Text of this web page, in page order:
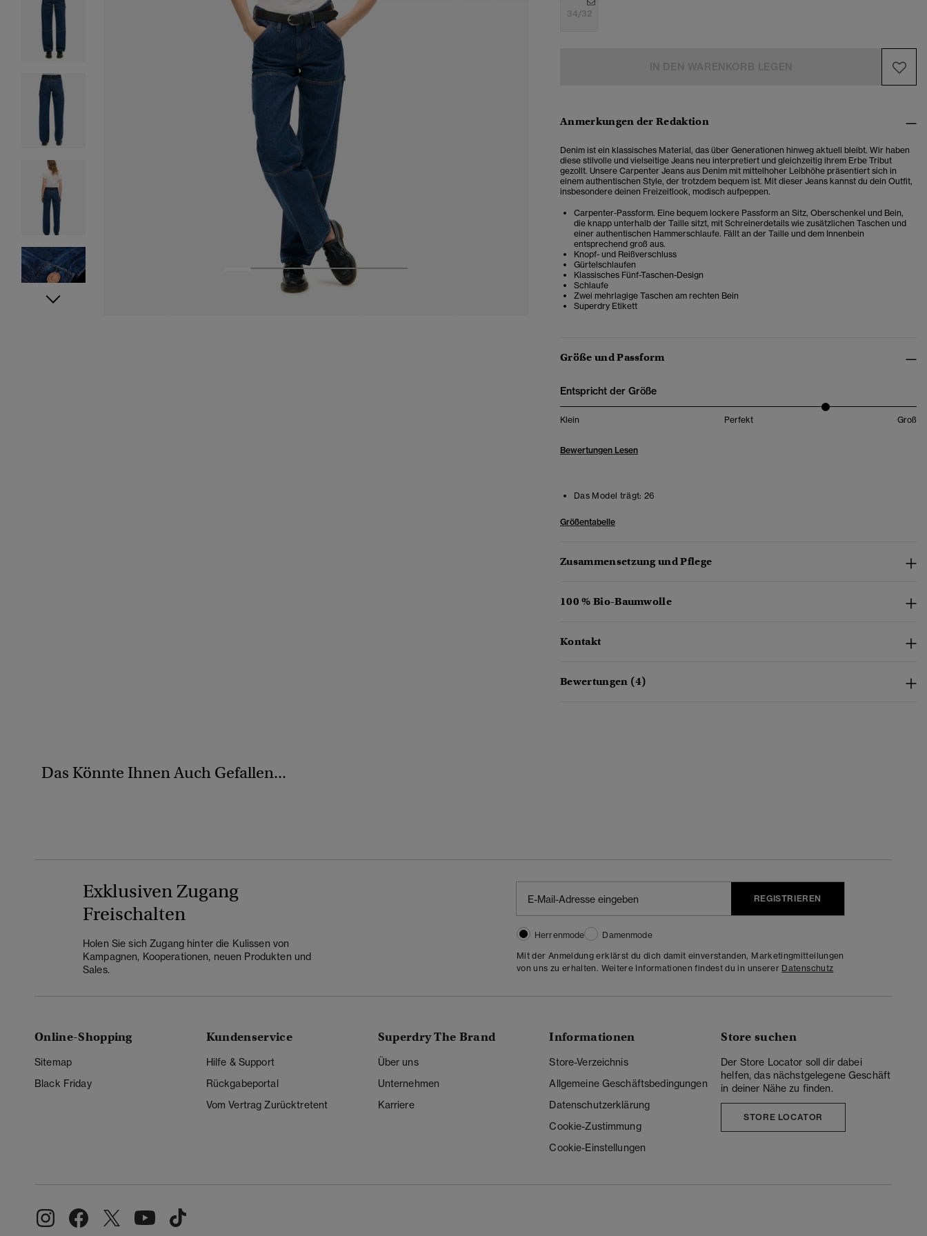
3 5
34/32
Anmerkungen der Redaktion
Denim ist ein klassisches Material, das über Generationen hinweg aktuell bleibt. Wir haben
diese stilvolle und vielseitige Jeans neu interpretiert und gleichzeitig ihrem Erbe Tribut
gezollt. Unsere Carpenter Jeans aus Denim mit mittelhoher Leibhöhe präsentiert sich in
einem authentischen Style, der trotzdem bequem ist. Mit dieser Jeans kannst du dein Outfit,
insbesondere deinen Freizeitlook, modisch aufpeppen.
Carpenter-Passform. Eine bequem lockere Passform an Sitz, Oberschenkel und Bein,
die knapp unterhalb der Taille sitzt, mit Schreinerdetails wie zusätzlichen Taschen und
einer authentischen Hammerschlaufe. Fällt an der Taille und dem Innenbein
entsprechend groß aus.
Knopf- und Reißverschluss
Gürtelschlaufen
Klassisches Fünf-Taschen-Design
Schlaufe
Zwei mehrlagige Taschen am rechten Bein
Superdry Etikett
Größe und Passform
Entspricht der Größe
Klein Perfekt Groß
Bewertungen Lesen
Das Model trägt: 26
Größentabelle
Zusammensetzung und Pflege
100 % Bio-Baumwolle
Kontakt
Bewertungen (4)
Das Könnte Ihnen Auch Gefallen...
Exklusiven Zugang
Freischalten
Holen Sie sich Zugang hinter die Kulissen von
Kampagnen, Kooperationen, neuen Produkten und
Sales.
REGISTRIEREN
Herrenmode
Damenmode
Mit der Anmeldung erklärst du dich damit einverstanden, Marketingmitteilungen
von uns zu erhalten. Weitere Informationen findest du in unserer Datenschutz
Online-Shopping
Sitemap
Black Friday
Kundenservice
Hilfe & Support
Rückgabeportal
Vom Vertrag Zurücktretent
Superdry The Brand
Über uns
Unternehmen
Karriere
Informationen
Store-Verzeichnis
Allgemeine Geschäftsbedingungen
Datenschutzerklärung
Cookie-Zustimmung
Cookie-Einstellungen
Store suchen
Der Store Locator soll dir dabei
helfen, das nächstgelegene Geschäft
in deiner Nähe zu finden.
STORE LOCATOR